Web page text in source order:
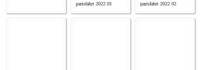
parisfahrt 2022 01 parisfahrt 2022 02